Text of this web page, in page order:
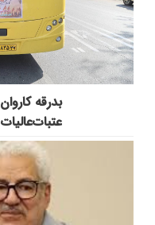
عتبات‌عالیات